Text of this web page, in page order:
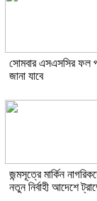
সোমবার এসএসসির ফল
জানা যাবে
জন্মসূত্রে মার্কিন
নতুন নির্বাহী আদেশে